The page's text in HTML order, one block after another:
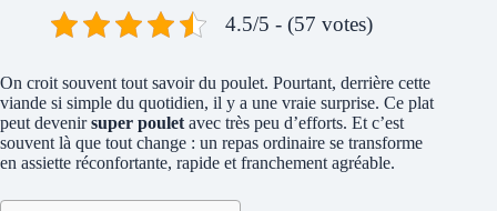
4.5/5 - (57 votes)
On croit souvent tout savoir du poulet. Pourtant, derrière cette
viande si simple du quotidien, il y a une vraie surprise. Ce plat
peut devenirsuper poulet avec très peu d’efforts. Et c’est
souvent là que tout change : un repas ordinaire se transforme
en assiette réconfortante, rapide et franchement agréable.